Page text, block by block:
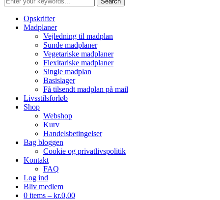
Opskrifter
Madplaner
Vejledning til madplan
Sunde madplaner
Vegetariske madplaner
Flexitariske madplaner
Single madplan
Basislager
Få tilsendt madplan på mail
Livsstilsforløb
Shop
Webshop
Kurv
Handelsbetingelser
Bag bloggen
Cookie og privatlivspolitik
Kontakt
FAQ
Log ind
Bliv medlem
0 items – kr.0,00